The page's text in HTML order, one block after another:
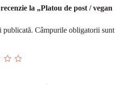
la „Platou de post / vegan
publicată. Câmpurile obligatorii sunt